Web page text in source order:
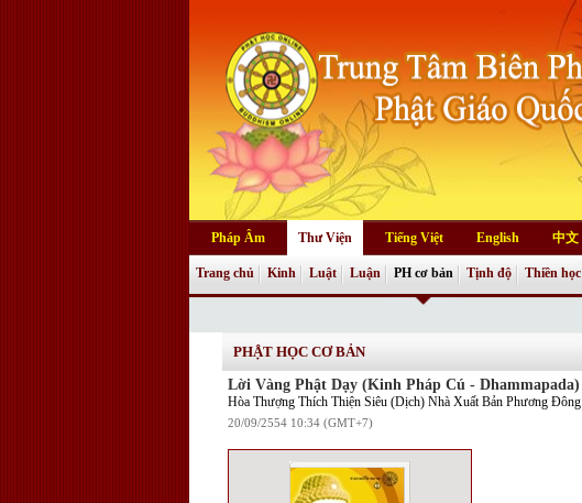
Pháp Âm Thư Viện Tiếng Việt English 中文
Trang chủ Kinh Luật Luận PH cơ bản Tịnh độ Thiền học
PHẬT HỌC CƠ BẢN
Lời Vàng Phật Dạy (Kinh Pháp Cú - Dhammapada)
Hòa Thượng Thích Thiện Siêu (Dịch) Nhà Xuất Bản Phương Đông
20/09/2554 10:34 (GMT+7)